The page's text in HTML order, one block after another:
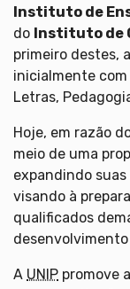
Instituto de
do Instituto de
primeiro destes,
inicialmente com
Letras,
Hoje, em razão
meio de uma
expandindo
visando à
qualificados
A UNIP promove